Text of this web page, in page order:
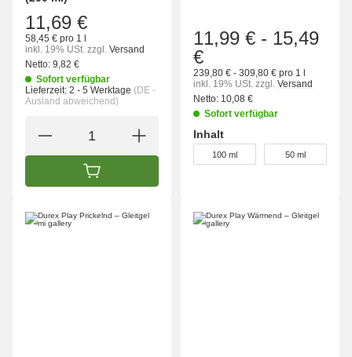
11,69 €
58,45 € pro 1 l
inkl. 19% USt. zzgl. Versand
Netto: 9,82 €
Sofort verfügbar
Lieferzeit: 2 - 5 Werktage (DE -
Ausland abweichend)
IN DEN WARENKORB
11,99 € - 15,49
€
239,80 € - 309,80 € pro 1 l
inkl. 19% USt. zzgl. Versand
Netto: 10,08 €
Sofort verfügbar
Inhalt
wählen
100 ml 50 ml